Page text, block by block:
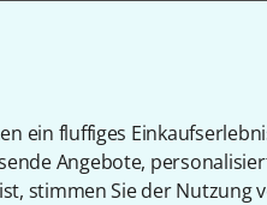
ein fluffiges
Angebote,
stimmen Sie der Nutzung